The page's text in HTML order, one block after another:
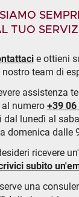
SIAMO
TUO
e ottieni
nostro team di
assistenza
numero +39
dal lunedì al
domenica dalle
ricevere
subito
una